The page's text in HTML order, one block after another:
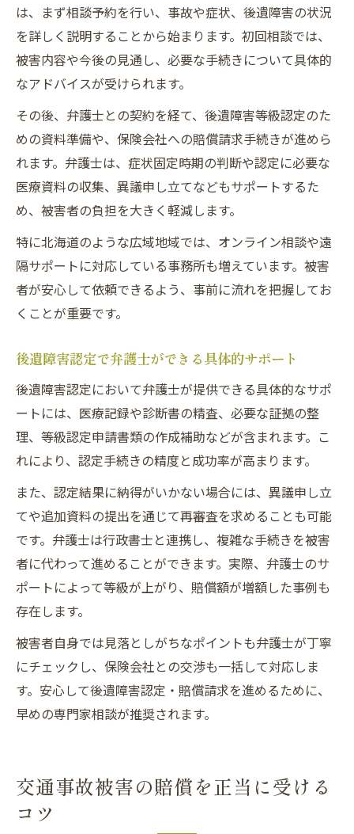
は、まず相談予約を行い、事故や症状、後遺障害の状況
を詳しく説明することから始まります。初回相談では、
被害内容や今後の見通し、必要な手続きについて具体的
なアドバイスが受けられます。
その後、弁護士との契約を経て、後遺障害等級認定のた
めの資料準備や、保険会社への賠償請求手続きが進めら
れます。弁護士は、症状固定時期の判断や認定に必要な
医療資料の収集、異議申し立てなどもサポートするた
め、被害者の負担を大きく軽減します。
特に北海道のような広域地域では、オンライン相談や遠
隔サポートに対応している事務所も増えています。被害
者が安心して依頼できるよう、事前に流れを把握してお
くことが重要です。
後遺障害認定で弁護士ができる具体的サポート
後遺障害認定において弁護士が提供できる具体的なサポ
ートには、医療記録や診断書の精査、必要な証拠の整
理、等級認定申請書類の作成補助などが含まれます。こ
れにより、認定手続きの精度と成功率が高まります。
また、認定結果に納得がいかない場合には、異議申し立
てや追加資料の提出を通じて再審査を求めることも可能
です。弁護士は行政書士と連携し、複雑な手続きを被害
者に代わって進めることができます。実際、弁護士のサ
ポートによって等級が上がり、賠償額が増額した事例も
存在します。
被害者自身では見落としがちなポイントも弁護士が丁寧
にチェックし、保険会社との交渉も一括して対応しま
す。安心して後遺障害認定・賠償請求を進めるために、
早めの専門家相談が推奨されます。
交通事故被害の賠償を正当に受ける
コツ